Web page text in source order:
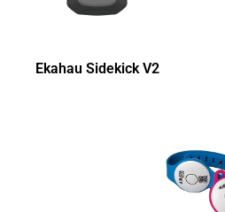
Ekahau Sidekick V2